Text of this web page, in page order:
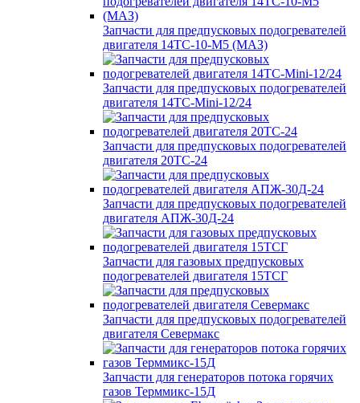
Запчасти для предпусковых подогревателей
двигателя 14ТС-10-М5 (МАЗ)
Запчасти для предпусковых подогревателей
двигателя 14ТС-Mini-12/24
Запчасти для предпусковых подогревателей
двигателя 20ТС-24
Запчасти для предпусковых подогревателей
двигателя АПЖ-30Д-24
Запчасти для газовых предпусковых
подогревателей двигателя 15ТСГ
Запчасти для предпусковых подогревателей
двигателя Севермакс
Запчасти для генераторов потока горячих
газов Терммикс-15Д